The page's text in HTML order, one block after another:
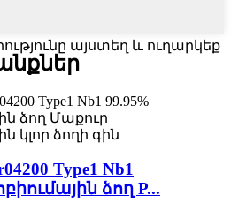
այստեղ և ուղարկեք
Type1 Nb1
ձող P...